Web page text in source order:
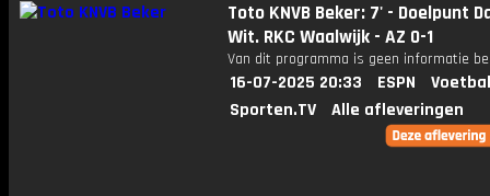
Toto KNVB Beker: 7' - Doelpunt
Wit. RKC Waalwijk - AZ 0-1
Van dit programma is geen informatie
16-07-2025 20:33 ESPN
Sporten.TV
Alle afleveringen